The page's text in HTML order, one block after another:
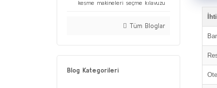
kesme makineleri seçme kılavuzu
Tüm Bloglar
Blog Kategorileri